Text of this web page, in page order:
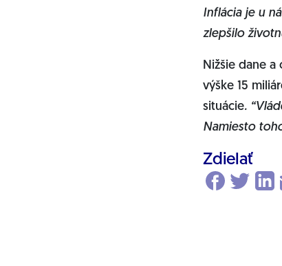
Inflácia je u
zlepšilo
Nižšie dane
výške 15
situácie.
Namiesto
Zdielať